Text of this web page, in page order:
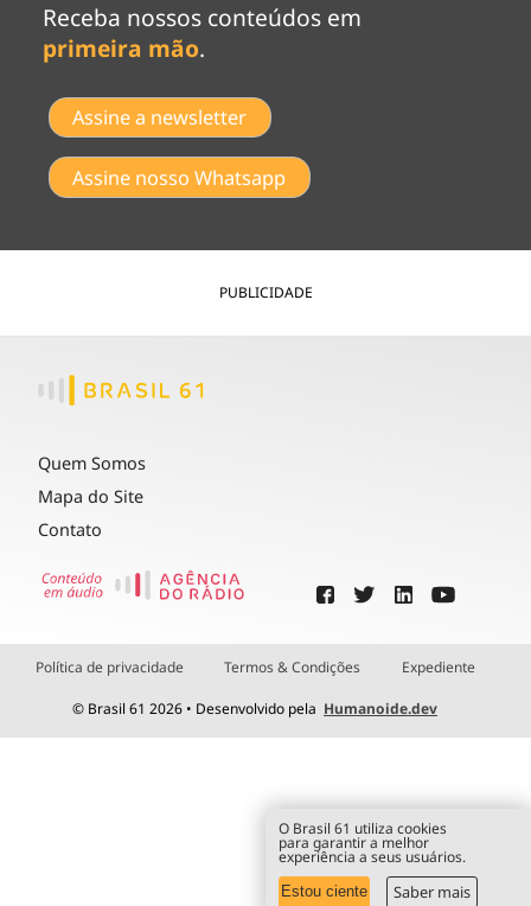
Receba nossos conteúdos em
primeira mão.
Assine a newsletter
Assine nosso Whatsapp
PUBLICIDADE
Quem Somos
Mapa do Site
Contato
Política de privacidade Termos & Condições Expediente
© Brasil 61 2026 • Desenvolvido pela Humanoide.dev
O Brasil 61 utiliza cookies
para garantir a melhor
experiência a seus usuários.
Estou ciente Saber mais